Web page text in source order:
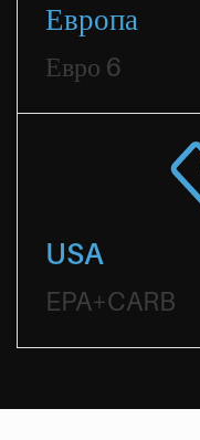
Европа
Евро 6
USA
EPA+CARB